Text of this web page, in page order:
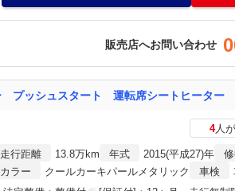
販売店へお問い合わせ
4人
走行距離 13.8万km 年式 2015(平成27)年
カラー
クールカーキパールメタリック 車検